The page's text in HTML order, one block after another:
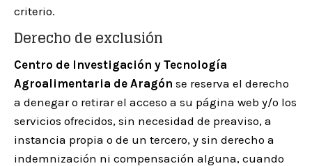
criterio.
Derecho de exclusión
Centro de Investigación y Tecnología
Agroalimentaria de Aragón se reserva el derecho
a denegar o retirar el acceso a su página web y/o los
servicios ofrecidos, sin necesidad de preaviso, a
instancia propia o de un tercero, y sin derecho a
indemnización ni compensación alguna, cuando